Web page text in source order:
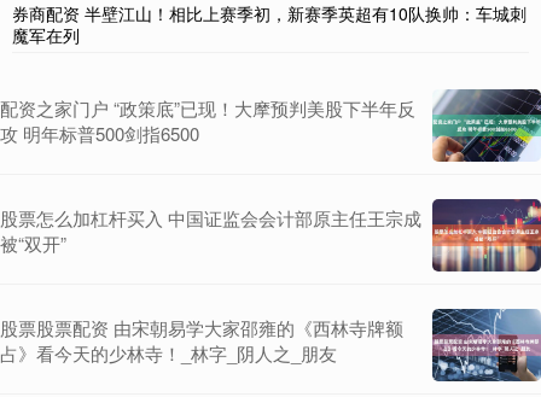
券商配资 半壁江山！相比上赛季初，新赛季英超有10队换帅：车城刺
魔军在列
配资之家门户 “政策底”已现！大摩预判美股下半年反
攻 明年标普500剑指6500
股票怎么加杠杆买入 中国证监会会计部原主任王宗成
被“双开”
股票股票配资 由宋朝易学大家邵雍的《西林寺牌额
占》看今天的少林寺！_林字_阴人之_朋友